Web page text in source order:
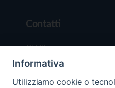
Contatti
Chi Siamo
Redazione
Scrivici
Informativa
Utilizziamo cookie o